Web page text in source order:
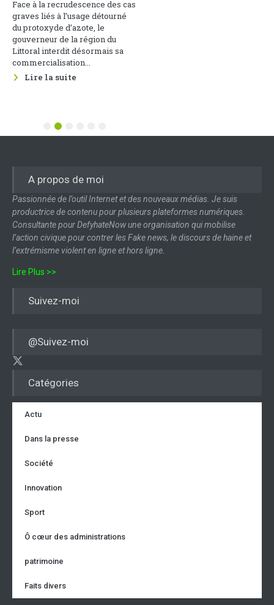
Face à la recrudescence des cas
graves liés à l’usage détourné
du protoxyde d’azote, le
gouverneur de la région du
Littoral interdit désormais sa
commercialisation...
Lire la suite
5
Catégories
Actu
Dans la presse
Société
Innovation
Sport
Ô cœur des administrations
patrimoine
Faits divers
A propos de moi
Passionnée de l’outil Internet et des nouveaux médias. Je suis
productrice de contenu pour plusieurs plateformes numériques.
Consultante pour DefyhateNow une organisation qui mobilise
l’action civique pour contrer les Fake news, le discours de haine et
l’extrémisme violent en ligne et hors ligne.
Lire Plus >>
Suivez-moi
@Suivez-moi